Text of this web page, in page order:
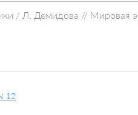
/ Л. Демидова // Мировая
12